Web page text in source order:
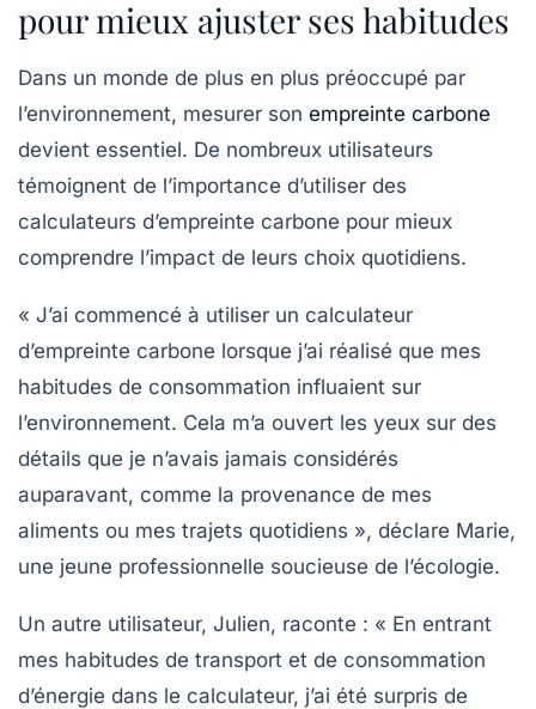
pour mieux ajuster ses habitudes
Dans un monde de plus en plus préoccupé par
l’environnement, mesurer son empreinte carbone
devient essentiel. De nombreux utilisateurs
témoignent de l’importance d’utiliser des
calculateurs d’empreinte carbone pour mieux
comprendre l’impact de leurs choix quotidiens.
« J’ai commencé à utiliser un calculateur
d’empreinte carbone lorsque j’ai réalisé que mes
habitudes de consommation influaient sur
l’environnement. Cela m’a ouvert les yeux sur des
détails que je n’avais jamais considérés
auparavant, comme la provenance de mes
aliments ou mes trajets quotidiens », déclare Marie,
une jeune professionnelle soucieuse de l’écologie.
Un autre utilisateur, Julien, raconte : « En entrant
mes habitudes de transport et de consommation
d’énergie dans le calculateur, j’ai été surpris de